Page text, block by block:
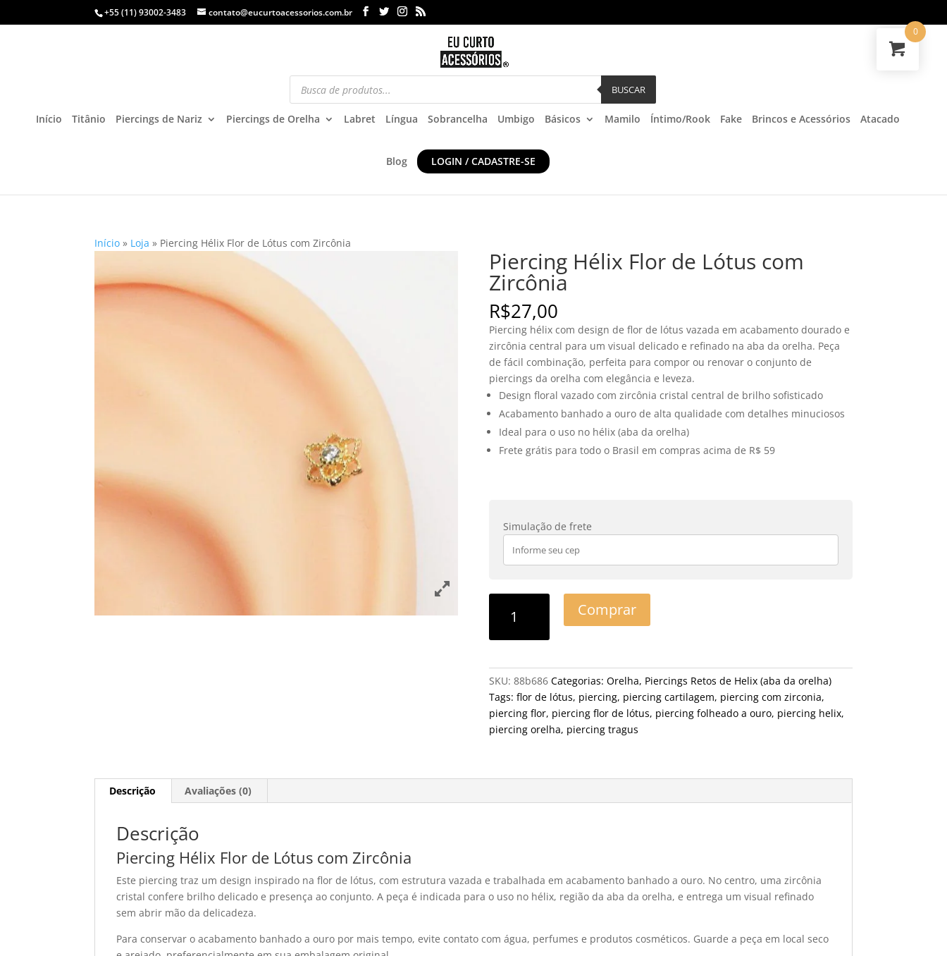
+55 (11) 93002-3483 contato@eucurtoacessorios.com.br
BUSCAR
Início Titânio Piercings de Nariz Piercings de Orelha Labret Língua Sobrancelha Umbigo Básicos Mamilo Íntimo/Rook Fake Brincos e Acessórios Atacado
Blog LOGIN / CADASTRE-SE
Início » Loja » Piercing Hélix Flor de Lótus com Zircônia
Piercing Hélix Flor de Lótus com
Zircônia
R$27,00
Piercing hélix com design de flor de lótus vazada em acabamento dourado e
zircônia central para um visual delicado e refinado na aba da orelha. Peça
de fácil combinação, perfeita para compor ou renovar o conjunto de
piercings da orelha com elegância e leveza.
Design floral vazado com zircônia cristal central de brilho sofisticado
Acabamento banhado a ouro de alta qualidade com detalhes minuciosos
Ideal para o uso no hélix (aba da orelha)
Frete grátis para todo o Brasil em compras acima de R$ 59
Simulação de frete
Comprar
SKU: 88b686 Categorias: Orelha, Piercings Retos de Helix (aba da orelha)
Tags: flor de lótus, piercing, piercing cartilagem, piercing com zirconia,
piercing flor, piercing flor de lótus, piercing folheado a ouro, piercing helix,
piercing orelha, piercing tragus
Descrição Avaliações (0)
Descrição
Piercing Hélix Flor de Lótus com Zircônia
Este piercing traz um design inspirado na flor de lótus, com estrutura vazada e trabalhada em acabamento banhado a ouro. No centro, uma zircônia
cristal confere brilho delicado e presença ao conjunto. A peça é indicada para o uso no hélix, região da aba da orelha, e entrega um visual refinado
sem abrir mão da delicadeza.
Para conservar o acabamento banhado a ouro por mais tempo, evite contato com água, perfumes e produtos cosméticos. Guarde a peça em local seco
0